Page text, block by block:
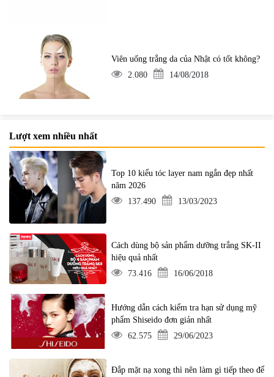
Viên uống trắng da của Nhật có tốt không?
2.080
14/08/2018
Lượt xem nhiều nhất
Top 10 kiểu tóc layer nam ngắn đẹp nhất
năm 2026
137.490
13/03/2023
Cách dùng bộ sản phẩm dưỡng trắng SK-II
hiệu quả nhất
73.416
16/06/2018
Hướng dẫn cách kiểm tra hạn sử dụng mỹ
phẩm Shiseido đơn giản nhất
62.575
29/06/2023
Đắp mặt nạ xong thì nên làm gì tiếp theo để